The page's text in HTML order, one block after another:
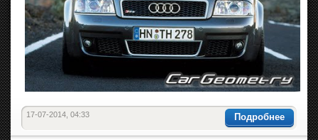
Подробнее
17-07-2014, 04:33